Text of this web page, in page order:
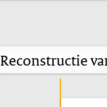
Reconstructie